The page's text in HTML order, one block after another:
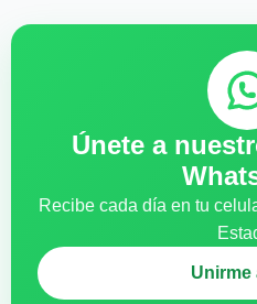
Únete a
Recibe cada día en tu
Unirme